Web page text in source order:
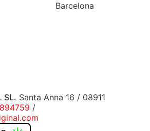
Barcelona
SL. Santa Anna 16 / 08911
/